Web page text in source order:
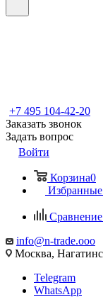
+7 495 104-42-20
Заказать звонок
Задать вопрос
Войти
Корзина0
Сравнение
info@n-trade.ooo
Москва,
Telegram
WhatsApp